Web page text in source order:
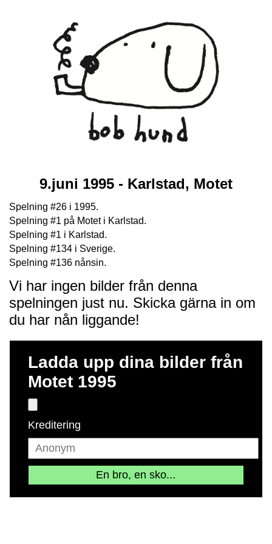
9.juni 1995 - Karlstad, Motet
Spelning #26 i 1995.
Spelning #1 på Motet i Karlstad.
Spelning #1 i Karlstad.
Spelning #134 i Sverige.
Spelning #136 nånsin.
Vi har ingen bilder från denna
spelningen just nu. Skicka gärna in om
du har nån liggande!
Ladda upp dina bilder från
Motet 1995
Kreditering